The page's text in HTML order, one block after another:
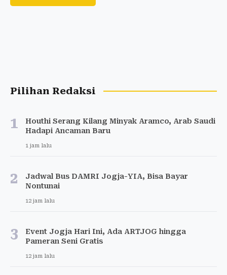
Pilihan Redaksi
1
Houthi Serang Kilang Minyak Aramco, Arab Saudi
Hadapi Ancaman Baru
1 jam lalu
2
Jadwal Bus DAMRI Jogja-YIA, Bisa Bayar
Nontunai
12 jam lalu
3
Event Jogja Hari Ini, Ada ARTJOG hingga
Pameran Seni Gratis
12 jam lalu